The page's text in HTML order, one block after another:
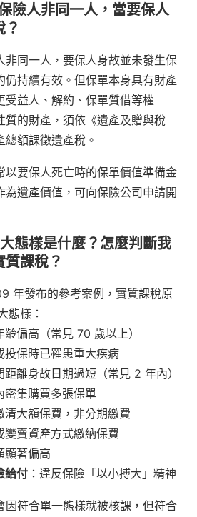
險人非同一人，當要保人
？
非同一人，要保人身故並未發生保
仍持續有效。但保單本身具有財產
受益人、解約、保單質借等權
質的財產，須依《遺產及贈與稅
額課徵遺產稅。
以要保人死亡時的保單價值準備金
為遺產價值，可向保險公司申請開
態樣是什麼？怎麼判斷我
課稅？
年發布的參考案例，實質課稅原
態樣：
齡偏高（常見 70 歲以上）
投保時已罹患重大疾病
距離身故日期過短（常見 2 年內）
密集購買多張保單
清大額保費，非分期繳費
變賣資產方式繳納保費
顯著偏高
給付 ：違反保險「以小搏大」精神
因符合單一態樣就被核課，但符合